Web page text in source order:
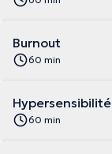
Burnout
60 min
Hypersensibilité
60 min